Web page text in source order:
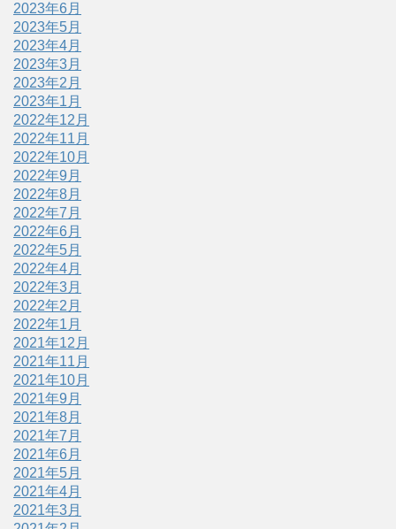
2023年6月
2023年5月
2023年4月
2023年3月
2023年2月
2023年1月
2022年12月
2022年11月
2022年10月
2022年9月
2022年8月
2022年7月
2022年6月
2022年5月
2022年4月
2022年3月
2022年2月
2022年1月
2021年12月
2021年11月
2021年10月
2021年9月
2021年8月
2021年7月
2021年6月
2021年5月
2021年4月
2021年3月